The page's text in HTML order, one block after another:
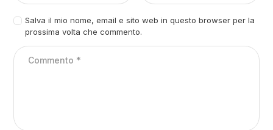
Salva il mio nome, email e sito web in questo browser per la
prossima volta che commento.